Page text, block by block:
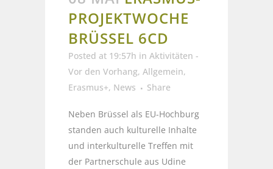
PROJEKTWOCHE
BRÜSSEL 6CD
Posted at 19:57h in Aktivitäten -
Vor den Vorhang, Allgemein,
Erasmus+, News Share
Neben Brüssel als EU-Hochburg
standen auch kulturelle Inhalte
und interkulturelle Treffen mit
der Partnerschule aus Udine